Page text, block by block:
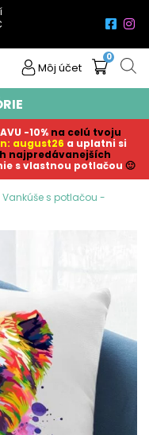
Môj účet
0
-10% na celú tvoju
august26 a uplatni si
najpredávanejších
s vlastnou potlačou 🙂
Vankúše s potlačou -